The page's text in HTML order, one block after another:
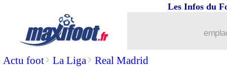
Actu foot> La Liga> Real Madrid
Les Infos du
Barça: Flick relance le dossier Félix
29/07 Lyon